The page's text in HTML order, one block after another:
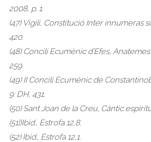
2008, p. 1.
(47) Vigili, Constitució Inter innumeras
420.
(48) Concili Ecumènic d’Efes,
259.
(49) II Concili Ecumènic de
9: DH, 431.
(50) Sant Joan de la Creu, Càntic
(51])Ibid., Estrofa 12,8.
(52) Ibid., Estrofa 12,1.